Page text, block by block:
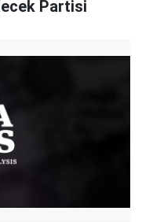
Partisi